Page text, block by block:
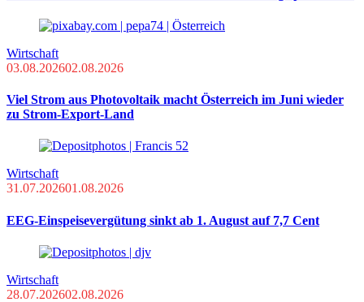
Wirtschaft
03.08.202602.08.2026
Viel Strom aus Photovoltaik macht Österreich im Juni wieder
zu Strom-Export-Land
Wirtschaft
31.07.202601.08.2026
EEG-Einspeisevergütung sinkt ab 1. August auf 7,7 Cent
Wirtschaft
28.07.202602.08.2026